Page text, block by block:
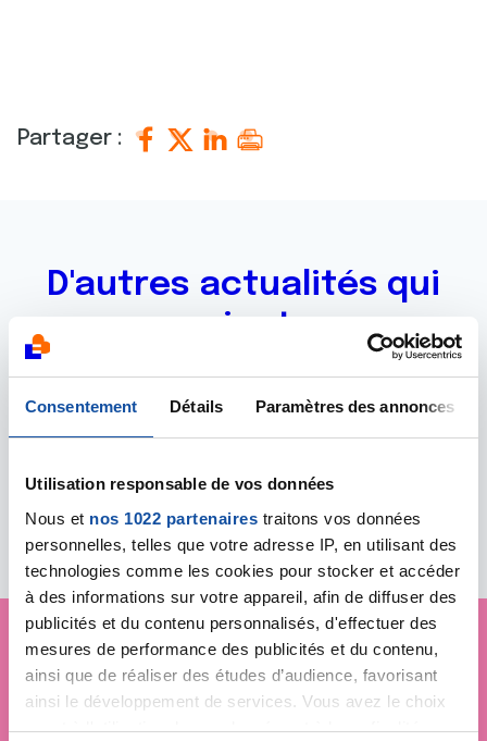
Consentement Détails Paramètres des annonces
Utilisation responsable de vos données
Nous et nos 1022 partenaires traitons vos données
personnelles, telles que votre adresse IP, en utilisant des
technologies comme les cookies pour stocker et accéder
à des informations sur votre appareil, afin de diffuser des
publicités et du contenu personnalisés, d'effectuer des
mesures de performance des publicités et du contenu,
ainsi que de réaliser des études d’audience, favorisant
ainsi le développement de services. Vous avez le choix
quant à l'utilisation de vos données et à leurs finalités.
Partager :
D'autres actualités qui
pourraient vous
intéresser
Je soutiensLa Ligue
contre le cancer